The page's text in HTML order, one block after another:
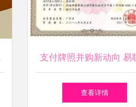
支付牌照并购新动向 易
华收购广东信汇的战略
查看详情